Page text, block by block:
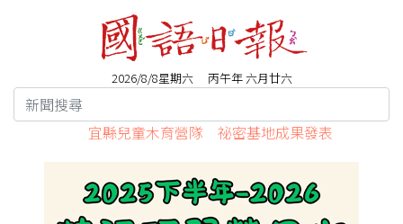
2026/8/8星期六 丙午年 六月廿六
宜縣兒童木育營隊 祕密基地成果發表